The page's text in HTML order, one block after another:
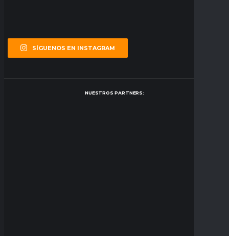
SÍGUENOS EN INSTAGRAM
NUESTROS PARTNERS: